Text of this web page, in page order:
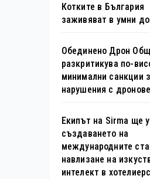
Котките в България
заживяват в умни
Обединено Дрон
разкритикува по-
минимални санкции
нарушения с дронове
Екипът на Sirma ще
създаването на
международните
навлизане на
интелект в